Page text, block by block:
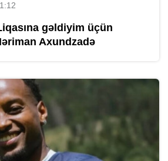
gəldiyim üçün
Axundzadə